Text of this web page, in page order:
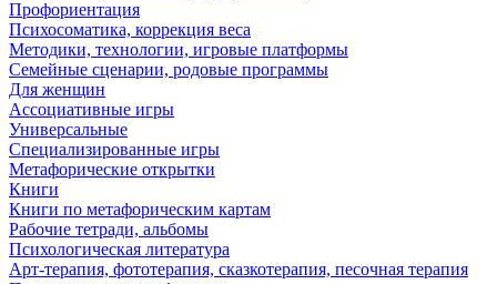
Профориентация
Психосоматика, коррекция веса
Методики, технологии, игровые платформы
Семейные сценарии, родовые программы
Для женщин
Ассоциативные игры
Универсальные
Специализированные игры
Метафорические открытки
Книги
Книги по метафорическим картам
Рабочие тетради, альбомы
Психологическая литература
Арт-терапия, фототерапия, сказкотерапия, песочная терапия